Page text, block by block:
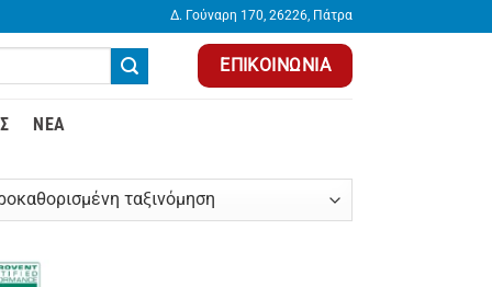
Δ. Γούναρη 170, 26226, Πάτρα
ΕΠΙΚΟΙΝΩΝΊΑ
ΝΈΑ